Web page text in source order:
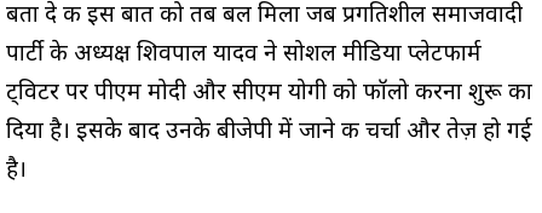
बता दे की इस बात को तब बल मिला जब प्रगतिशील समाजवादी
पार्टी के अध्यक्ष शिवपाल यादव ने सोशल मीडिया प्लेटफार्म
ट्विटर पर पीएम मोदी और सीएम योगी को फॉलो करना शुरू का
दिया है। इसके बाद उनके बीजेपी में जाने की चर्चा और तेज़ हो गई
है।